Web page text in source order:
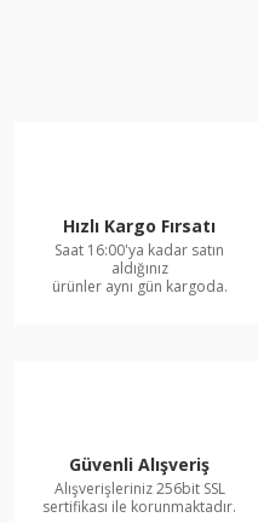
Hızlı Kargo Fırsatı
Saat 16:00'ya kadar satın
aldığınız
ürünler aynı gün kargoda.
Güvenli Alışveriş
Alışverişleriniz 256bit SSL
sertifikası ile korunmaktadır.